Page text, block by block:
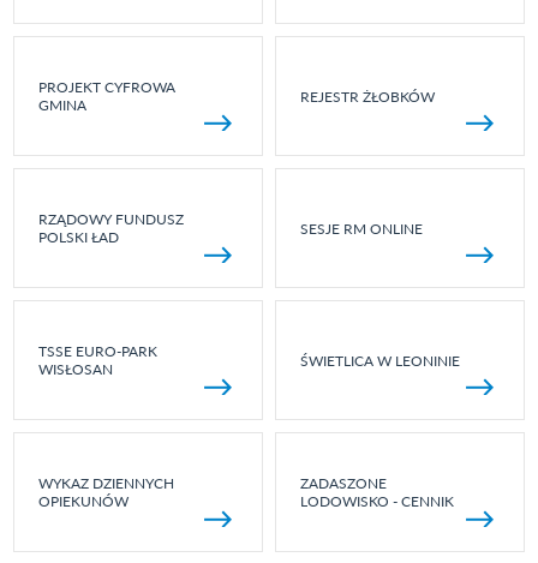
PROJEKT CYFROWA
GMINA
REJESTR ŻŁOBKÓW
RZĄDOWY FUNDUSZ
POLSKI ŁAD
SESJE RM ONLINE
TSSE EURO-PARK
WISŁOSAN
ŚWIETLICA W LEONINIE
WYKAZ DZIENNYCH
OPIEKUNÓW
ZADASZONE
LODOWISKO - CENNIK